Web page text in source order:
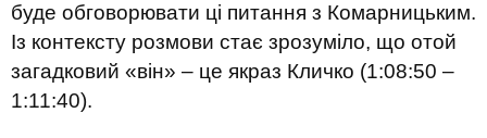
буде обговорювати ці питання з Комарницьким.
Із контексту розмови стає зрозуміло, що отой
загадковий «він» – це якраз Кличко (1:08:50 –
1:11:40).